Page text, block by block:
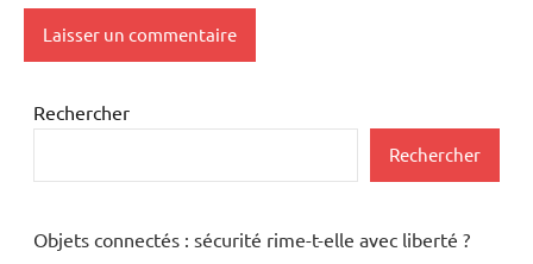
Rechercher
Rechercher
Objets connectés : sécurité rime-t-elle avec liberté ?